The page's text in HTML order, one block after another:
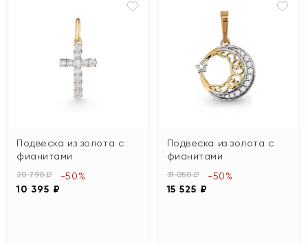
Подвеска из золота с
фианитами
20 790 ₽
10 395 ₽
-50%
Подвеска из золота с
фианитами
31 050 ₽
15 525 ₽
-50%